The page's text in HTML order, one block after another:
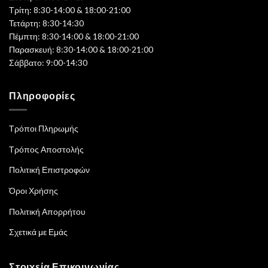
Τρίτη: 8:30-14:00 & 18:00-21:00
Τετάρτη: 8:30-14:30
Πέμπτη: 8:30-14:00 & 18:00-21:00
Παρασκευή: 8:30-14:00 & 18:00-21:00
Σάββατο: 9:00-14:30
Πληροφορίες
Τρόποι Πληρωμής
Τρόπος Αποστολής
Πολιτική Επιστροφών
Όροι Χρήσης
Πολιτική Απορρήτου
Σχετικά με Εμάς